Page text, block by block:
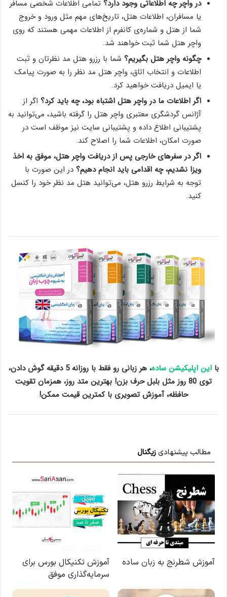
در واچر چه اطلاعاتی وجود دارد؟ تمامی اطلاعات شخصی مسافر
یا مسافران، اطلاعات هتل، تاریخ‌های مهم مثل ورود و خروج
شما از هتل و شماره‌ی کانفرم از اطلاعات مهمی هستند که روی
واچر هتل شما ثبت خواهند شد.
چگونه واچر هتل بگیریم؟ شما با رزرو هتل مد نظرتان و ثبت
اطلاعات و انتخاب اتاق، واچر هتل مد نظر را به صورت پیامک
یا ایمیل دریافت خواهید کرد.
اگر اطلاعات ما در واچر هتل اشتباه بود، چه باید کرد؟ اگر از
آژانس گردشگری معتبری واچر هتل را گرفته باشید، می‌توانید به
پشتیبانی اطلاع داده و پشتیبانی سایت نیز موظف است در
صورت امکان، اطلاعات شما را اصلاح کند.
اگر در سفرهای خارجی پس از دریافت واچر هتل، موفق به اخذ
ویزا نشدیم، چه اقدامی باید انجام دهیم؟ در این صورت با
توجه به شرایط رزرو هتل، می‌توانید هتل مد نظر خود را کنسل
کنید.
بااین اپلیکیشن ساده
، هر زبانی رو فقط با روزانه 5 دقیقه گوش دادن،
توی 80 روز مثل بلبل حرف بزن! بهترین متد روز، همزمان تقویت
حافظه، آموزش تصویری با کمترین قیمت ممکن!